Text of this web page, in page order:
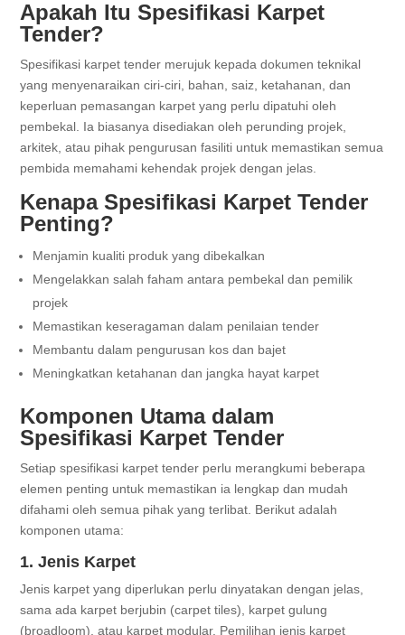
Apakah Itu Spesifikasi Karpet
Tender?
Spesifikasi karpet tender merujuk kepada dokumen teknikal
yang menyenaraikan ciri-ciri, bahan, saiz, ketahanan, dan
keperluan pemasangan karpet yang perlu dipatuhi oleh
pembekal. Ia biasanya disediakan oleh perunding projek,
arkitek, atau pihak pengurusan fasiliti untuk memastikan semua
pembida memahami kehendak projek dengan jelas.
Kenapa Spesifikasi Karpet Tender
Penting?
Menjamin kualiti produk yang dibekalkan
Mengelakkan salah faham antara pembekal dan pemilik
projek
Memastikan keseragaman dalam penilaian tender
Membantu dalam pengurusan kos dan bajet
Meningkatkan ketahanan dan jangka hayat karpet
Komponen Utama dalam
Spesifikasi Karpet Tender
Setiap spesifikasi karpet tender perlu merangkumi beberapa
elemen penting untuk memastikan ia lengkap dan mudah
difahami oleh semua pihak yang terlibat. Berikut adalah
komponen utama:
1. Jenis Karpet
Jenis karpet yang diperlukan perlu dinyatakan dengan jelas,
sama ada karpet berjubin (carpet tiles), karpet gulung
(broadloom), atau karpet modular. Pemilihan jenis karpet